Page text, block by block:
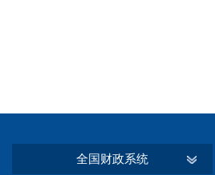
全国财政系统